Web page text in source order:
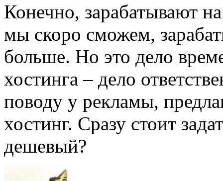
Конечно, зарабатывают
мы скоро сможем,
больше. Но это дело
хостинга – дело
поводу у рекламы,
хостинг. Сразу стоит
дешевый?